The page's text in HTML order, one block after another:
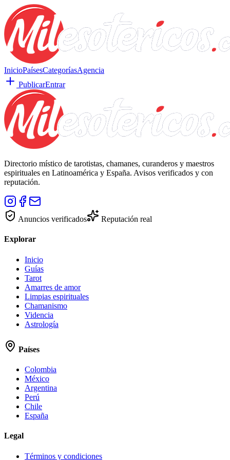
InicioPaísesCategoríasAgencia
PublicarEntrar
Directorio místico de tarotistas, chamanes, curanderos y maestros
espirituales en Latinoamérica y España. Avisos verificados y con
reputación.
Anuncios verificados Reputación real
Explorar
Inicio
Guías
Tarot
Amarres de amor
Limpias espirituales
Chamanismo
Videncia
Astrología
Países
Colombia
México
Argentina
Perú
Chile
España
Legal
Términos y condiciones